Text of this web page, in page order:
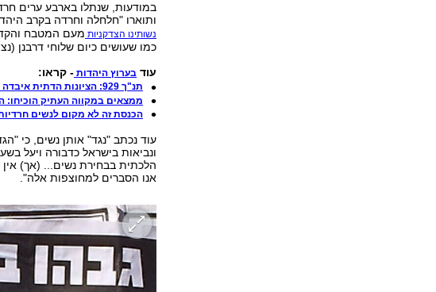
במודעות, שנתלו בארבע ערים
ותוארו "חלחלה וחרדה בקרב
נשותינו הצדקניות מעם המטבח
כמו שעושים כיום שלוחי דרבנן
עוד בערוץ היהדות - קראו:
תנ"ך 929: הציונות הדתית איבדה את הכיוון/ הרב ברוך אפרתי
ממצאים במקווה העתיק הוכיחו:
הכנסת זה לא מקום לנשים
עוד נכתב "נגד" אותן נשים, כי
ונביאות בישראל כדבורה ויעל
הלכתית בבחירת נשים... (אך)
אנו הסברים למחוצפות אלה".